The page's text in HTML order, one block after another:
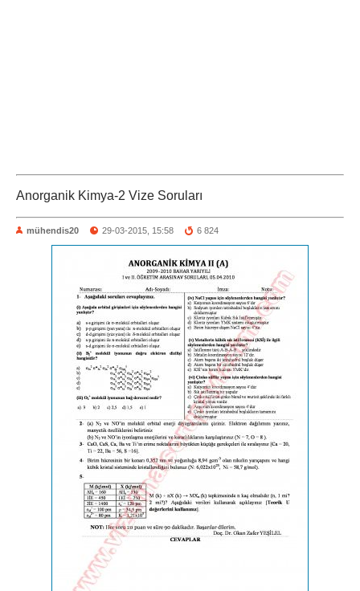
Anorganik Kimya-2 Vize Soruları
mühendis20 29-03-2015, 15:58 6 824